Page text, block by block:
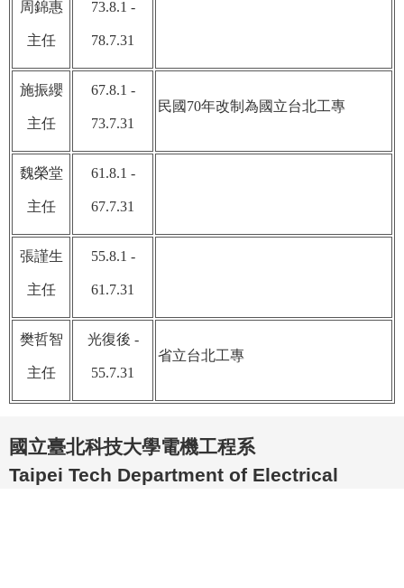
周錦惠
主任
73.8.1 -
78.7.31
施振纓
主任
67.8.1 -
73.7.31
民國70年改制為國立台北工專
魏榮堂
主任
61.8.1 -
67.7.31
張謹生
主任
55.8.1 -
61.7.31
樊哲智
主任
光復後 -
55.7.31
省立台北工專
國立臺北科技大學電機工程系
Taipei Tech Department of Electrical